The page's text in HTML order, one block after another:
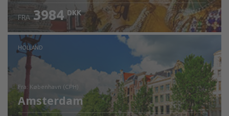
Kontrollér oplysninger
FRA 3984 DKK
HOLLAND
fra: København (CPH)
Amsterdam